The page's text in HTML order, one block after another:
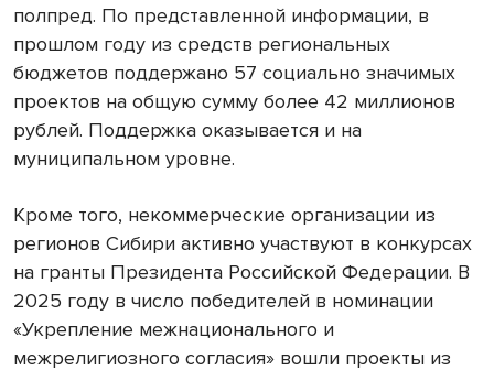
полпред. По представленной информации, в
прошлом году из средств региональных
бюджетов поддержано 57 социально значимых
проектов на общую сумму более 42 миллионов
рублей. Поддержка оказывается и на
муниципальном уровне.
Кроме того, некоммерческие организации из
регионов Сибири активно участвуют в конкурсах
на гранты Президента Российской Федерации. В
2025 году в число победителей в номинации
«Укрепление межнационального и
межрелигиозного согласия» вошли проекты из